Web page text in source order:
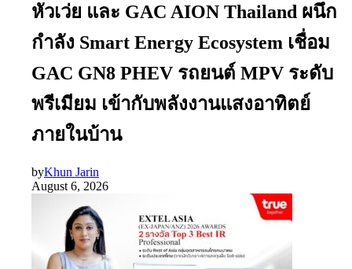
หัวเว่ย และ GAC AION Thailand ผนึก
กำลัง Smart Energy Ecosystem เชื่อม
GAC GN8 PHEV รถยนต์ MPV ระดับ
พรีเมียม เข้ากับพลังงานแสงอาทิตย์
ภายในบ้าน
byKhun Jarin
August 6, 2026